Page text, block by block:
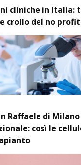
cliniche in Italia:
crollo del no profit
Raffaele di
così le